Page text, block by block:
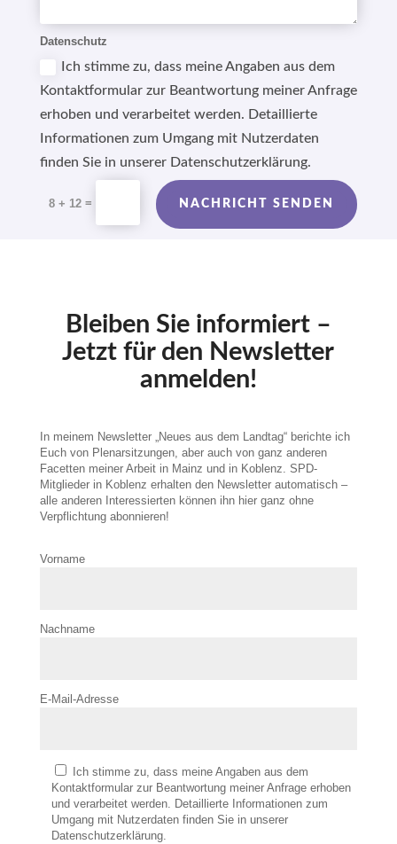
Datenschutz
Ich stimme zu, dass meine Angaben aus dem
Kontaktformular zur Beantwortung meiner Anfrage
erhoben und verarbeitet werden. Detaillierte
Informationen zum Umgang mit Nutzerdaten
finden Sie in unserer Datenschutzerklärung.
8 + 12 = NACHRICHT SENDEN
Bleiben Sie informiert –
Jetzt für den Newsletter
anmelden!
In meinem Newsletter „Neues aus dem Landtag“ berichte ich
Euch von Plenarsitzungen, aber auch von ganz anderen
Facetten meiner Arbeit in Mainz und in Koblenz. SPD-
Mitglieder in Koblenz erhalten den Newsletter automatisch –
alle anderen Interessierten können ihn hier ganz ohne
Verpflichtung abonnieren!
Vorname
Nachname
E-Mail-Adresse
Ich stimme zu, dass meine Angaben aus dem
Kontaktformular zur Beantwortung meiner Anfrage erhoben
und verarbeitet werden. Detaillierte Informationen zum
Umgang mit Nutzerdaten finden Sie in unserer
Datenschutzerklärung.